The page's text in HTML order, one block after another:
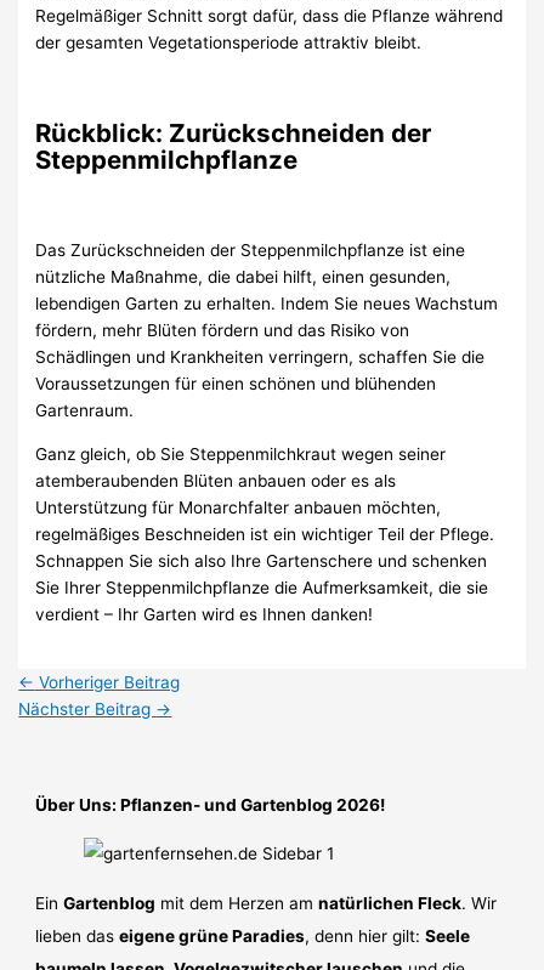
Regelmäßiger Schnitt sorgt dafür, dass die Pflanze während
der gesamten Vegetationsperiode attraktiv bleibt.
Rückblick: Zurückschneiden der
Steppenmilchpflanze
Das Zurückschneiden der Steppenmilchpflanze ist eine
nützliche Maßnahme, die dabei hilft, einen gesunden,
lebendigen Garten zu erhalten. Indem Sie neues Wachstum
fördern, mehr Blüten fördern und das Risiko von
Schädlingen und Krankheiten verringern, schaffen Sie die
Voraussetzungen für einen schönen und blühenden
Gartenraum.
Ganz gleich, ob Sie Steppenmilchkraut wegen seiner
atemberaubenden Blüten anbauen oder es als
Unterstützung für Monarchfalter anbauen möchten,
regelmäßiges Beschneiden ist ein wichtiger Teil der Pflege.
Schnappen Sie sich also Ihre Gartenschere und schenken
Sie Ihrer Steppenmilchpflanze die Aufmerksamkeit, die sie
verdient – ​​Ihr Garten wird es Ihnen danken!
← Vorheriger Beitrag
Nächster Beitrag →
Über Uns: Pflanzen- und Gartenblog 2026!
EinGartenblog mit dem Herzen amnatürlichen Fleck. Wir
lieben daseigene grüne Paradies, denn hier gilt:Seele